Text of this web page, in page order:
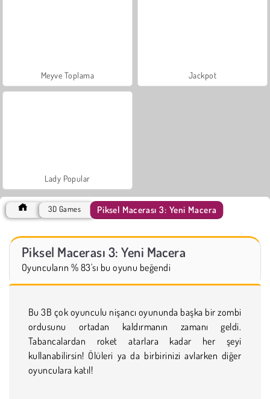
Meyve Toplama Jackpot
Lady Popular
3D Games Piksel Macerası 3: Yeni Macera
Piksel Macerası 3: Yeni Macera
Oyuncuların % 83'sı bu oyunu beğendi
Bu 3B çok oyunculu nişancı oyununda başka bir zombi
ordusunu ortadan kaldırmanın zamanı geldi.
Tabancalardan roket atarlara kadar her şeyi
kullanabilirsin! Ölüleri ya da birbirinizi avlarken diğer
oyunculara katıl!